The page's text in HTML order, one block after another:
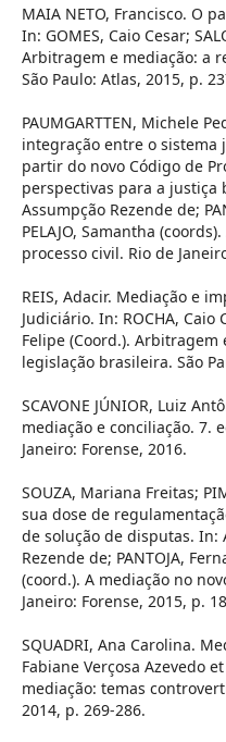
MAIA NETO, Francisco. O
In: GOMES, Caio Cesar;
Arbitragem e mediação: a
São Paulo: Atlas, 2015, p.
PAUMGARTTEN, Michele
integração entre o sistema
partir do novo Código de
perspectivas para a justiça
Assumpção Rezende de;
PELAJO, Samantha
processo civil. Rio de
REIS, Adacir. Mediação e
Judiciário. In: ROCHA, Caio
Felipe (Coord.).
legislação brasileira. São
SCAVONE JÚNIOR, Luiz
mediação e conciliação. 7.
Janeiro: Forense, 2016.
SOUZA, Mariana Freitas;
sua dose de
de solução de disputas. In:
Rezende de; PANTOJA,
(coord.). A mediação no
Janeiro: Forense, 2015, p.
SQUADRI, Ana Carolina.
Fabiane Verçosa Azevedo
mediação: temas
2014, p. 269-286.